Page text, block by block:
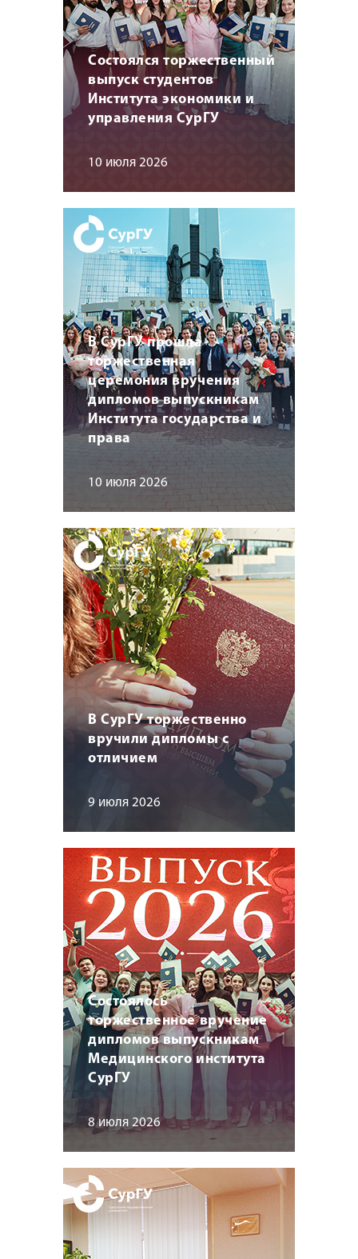
Состоялся торжественный
выпуск студентов
Института экономики и
управления СурГУ
10 июля 2026
В СурГУ прошла
торжественная
церемония вручения
дипломов выпускникам
Института государства и
права
10 июля 2026
В СурГУ торжественно
вручили дипломы с
отличием
9 июля 2026
Состоялось
торжественное вручение
дипломов выпускникам
Медицинского института
СурГУ
8 июля 2026